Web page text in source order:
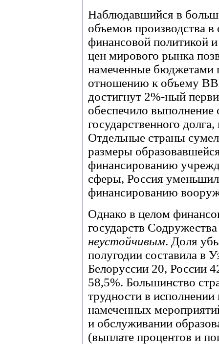
Наблюдавшийся в
объемов производства в
финансовой политикой
цен мирового рынка
намеченные бюджетами
отношению к объему
достигнут 2%-ный
обеспечило выполнение
государственного
Отдельные страны
размеры
финансированию
сферы, Россия
финансированию
Однако в целом
государств
неустойчивым. Доля
полугодии составила в
Белоруссии 20, России
58,5%. Большинство
трудности в
намеченных
и обслуживании
(выплате процентов и